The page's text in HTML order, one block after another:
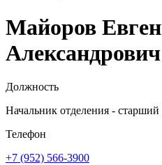
Майоров
Александрович
Должность
Начальник отделения -
Телефон
+7 (952) 566-3900